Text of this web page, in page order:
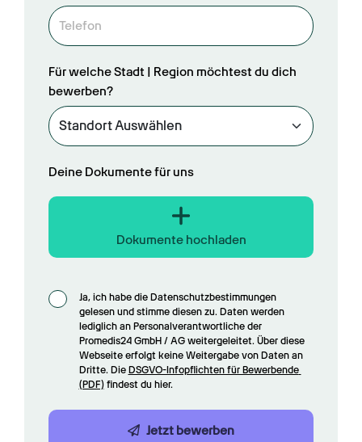
Für welche Stadt | Region möchtest du dich
bewerben?
Deine Dokumente für uns
Dokumente hochladen
Ja, ich habe die Datenschutzbestimmungen
gelesen und stimme diesen zu. Daten werden
lediglich an Personalverantwortliche der
Promedis24 GmbH / AG weitergeleitet. Über diese
Webseite erfolgt keine Weitergabe von Daten an
Dritte. Die DSGVO-Infopflichten für Bewerbende
(PDF) findest du hier.
Jetzt bewerben